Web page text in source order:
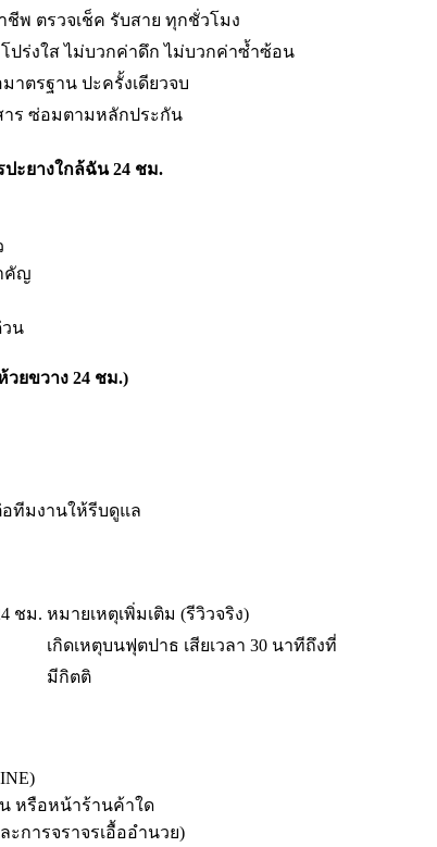
ชีพ ตรวจเช็ค รับสาย ทุกชั่วโมง
ปร่งใส ไม่บวกค่าดึก ไม่บวกค่าซ้ำซ้อน
าตรฐาน ปะครั้งเดียวจบ
าร ซ่อมตามหลักประกัน
ะยางใกล้ฉัน 24 ชม.
คัญ
วน
ยขวาง 24 ชม.)
อทีมงานให้รีบดูแล
ชม. หมายเหตุเพิ่มเติม (รีวิวจริง)
เกิดเหตุบนฟุตปาธ เสียเวลา 30 นาทีถึงที่
มีกิตติ
หรือหน้าร้านค้าใด
ะการจราจรเอื้ออำนวย)